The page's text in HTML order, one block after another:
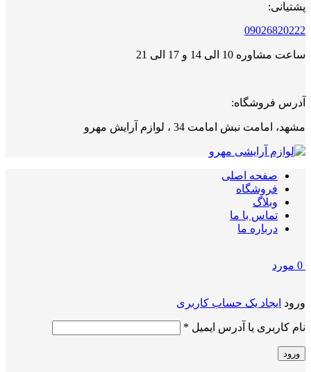
پشتیانی:
09026820222
ساعت مشاوره 10 الی 14 و 17 الی 21
آدرس فروشگاه:
مشهد، امامت نبش امامت 34 ، لوازم آرایش مهرو
صفحه اصلی
فروشگاه
وبلاگ
تماس با ما
درباره ما
0 مورد
ورود ایجاد یک حساب کاربری
نام کاربری یا آدرس ایمیل *
ورود